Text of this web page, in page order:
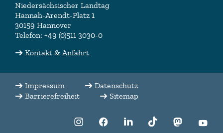
Niedersächsischer Landtag
Hannah-Arendt-Platz 1
30159 Hannover
Telefon: +49 (0)511 3030-0
Kontakt & Anfahrt
Impressum
Datenschutz
Barrierefreiheit
Sitemap
f:translate(key:f:translate(key:f:translate(key:f:translate(key: